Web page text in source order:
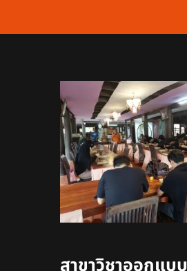
สมัครเรียน